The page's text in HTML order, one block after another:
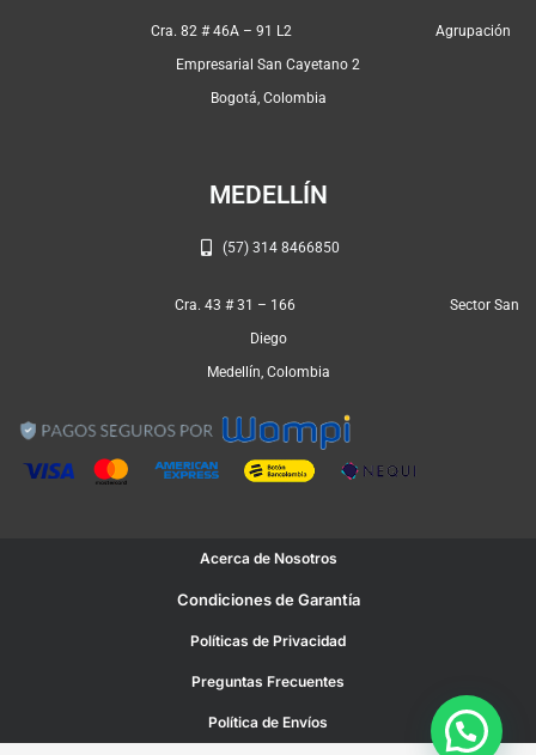
o
o
k
g
r
a
p
p
Cra. 82 # 46A – 91 L2 Agrupación
Empresarial San Cayetano 2
Bogotá, Colombia
MEDELLÍN
(57) 314 8466850
Cra. 43 # 31 – 166 Sector San
Diego
Medellín, Colombia
Acerca de Nosotros
Condiciones de Garantía
Políticas de Privacidad
Preguntas Frecuentes
Política de Envíos